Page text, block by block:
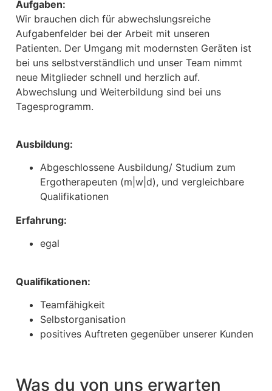
Aufgaben:
Wir brauchen dich für abwechslungsreiche
Aufgabenfelder bei der Arbeit mit unseren
Patienten. Der Umgang mit modernsten Geräten ist
bei uns selbstverständlich und unser Team nimmt
neue Mitglieder schnell und herzlich auf.
Abwechslung und Weiterbildung sind bei uns
Tagesprogramm.
Ausbildung:
Abgeschlossene Ausbildung/ Studium zum
Ergotherapeuten (m|w|d), und vergleichbare
Qualifikationen
Erfahrung:
egal
Qualifikationen:
Teamfähigkeit
Selbstorganisation
positives Auftreten gegenüber unserer Kunden
Was du von uns erwarten